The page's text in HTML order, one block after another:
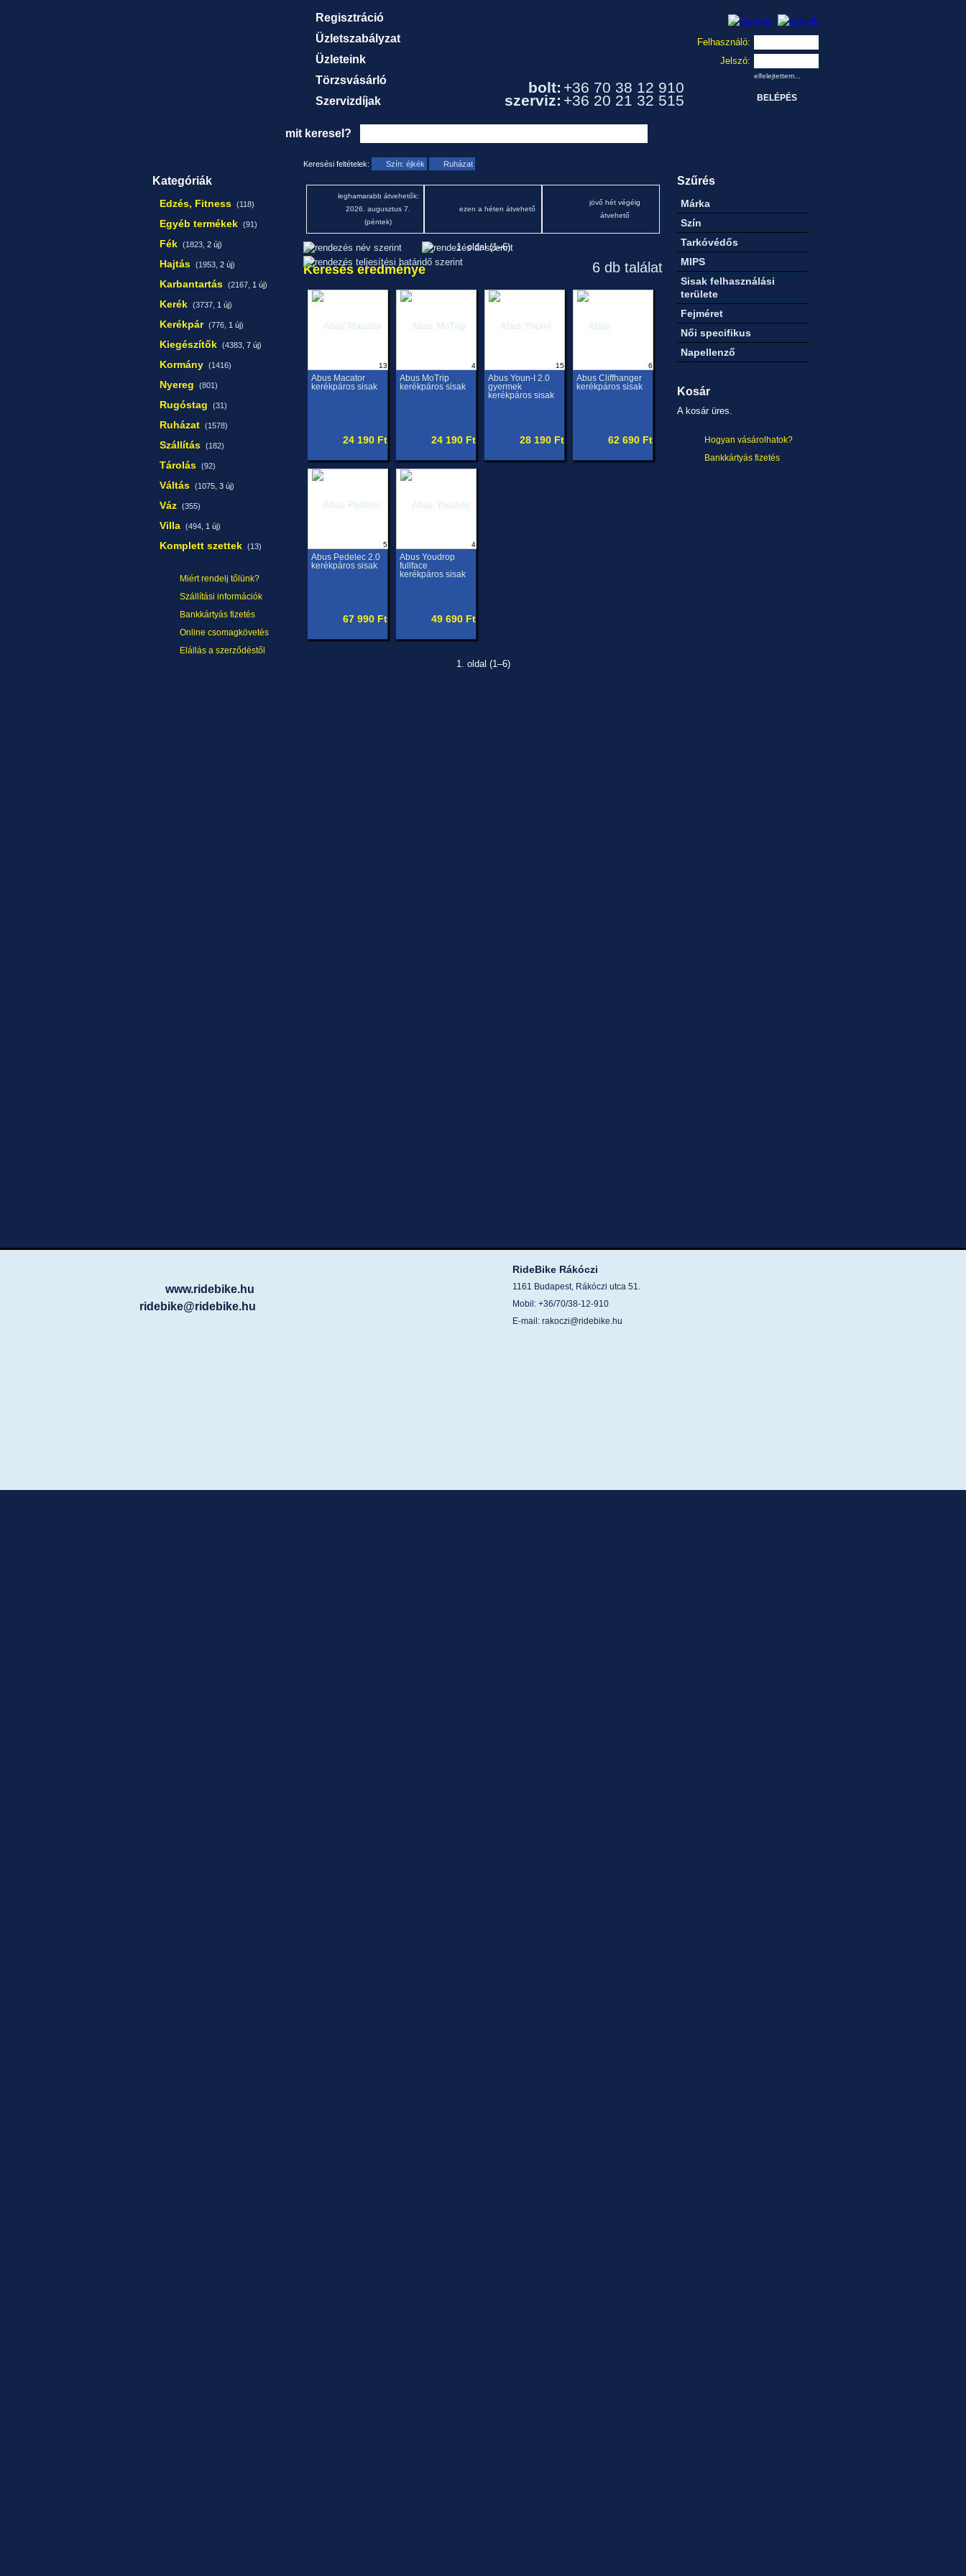
Regisztráció
Üzletszabályzat
Üzleteink
Törzsvásárló
Szervizdíjak
bolt: +36 70 38 12 910
szerviz: +36 20 21 32 515
Felhasználó:
Jelszó:
elfelejtettem...
mit keresel?
Kategóriák
Edzés, Fitness (118)
Egyéb termékek (91)
Fék (1823, 2 új)
Hajtás (1953, 2 új)
Karbantartás (2167, 1 új)
Kerék (3737, 1 új)
Kerékpár (776, 1 új)
Kiegészítők (4383, 7 új)
Kormány (1416)
Nyereg (801)
Rugóstag (31)
Ruházat (1578)
Szállítás (182)
Tárolás (92)
Váltás (1075, 3 új)
Váz (355)
Villa (494, 1 új)
Komplett szettek (13)
Miért rendelj tőlünk?
Szállítási információk
Bankkártyás fizetés
Online csomagkövetés
Elállás a szerződéstől
Keresési feltételek: Szín: éjkék Ruházat
leghamarabb átvehetők:
2026. augusztus 7.
(péntek)
ezen a héten átvehető
jövő hét végéig
átvehető
1. oldal (1–6)
6 db találat
Keresés eredménye
13
Abus Macator
kerékpáros sisak
24 190 Ft
4
Abus MoTrip
kerékpáros sisak
24 190 Ft
15
Abus Youn-I 2.0
gyermek
kerékpáros sisak
28 190 Ft
6
Abus Cliffhanger
kerékpáros sisak
62 690 Ft
5
Abus Pedelec 2.0
kerékpáros sisak
67 990 Ft
4
Abus Youdrop
fullface
kerékpáros sisak
49 690 Ft
1. oldal (1–6)
Szűrés
Márka
Szín
Tarkóvédős
MIPS
Sisak felhasználási
területe
Fejméret
Női specifikus
Napellenző
Kosár
A kosár üres.
Hogyan vásárolhatok?
Bankkártyás fizetés
www.ridebike.hu
ridebike@ridebike.hu
RideBike Rákóczi
1161 Budapest, Rákóczi utca 51.
Mobil: +36/70/38-12-910
E-mail: rakoczi@ridebike.hu